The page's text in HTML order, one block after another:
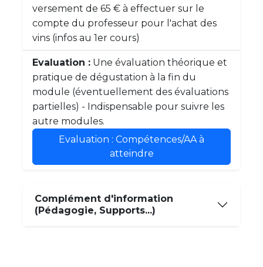
versement de 65 € à effectuer sur le
compte du professeur pour l'achat des
vins (infos au 1er cours)
Evaluation : Une évaluation théorique et
pratique de dégustation à la fin du
module (éventuellement des évaluations
partielles) - Indispensable pour suivre les
autre modules.
Evaluation : Compétences/AA à
atteindre
Complément d'information
(Pédagogie, Supports...)